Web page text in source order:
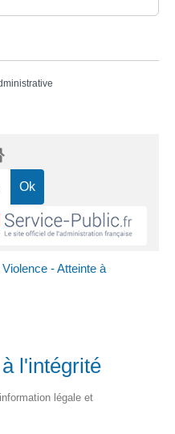
Violence - Atteinte à
l'intégrité
légale et